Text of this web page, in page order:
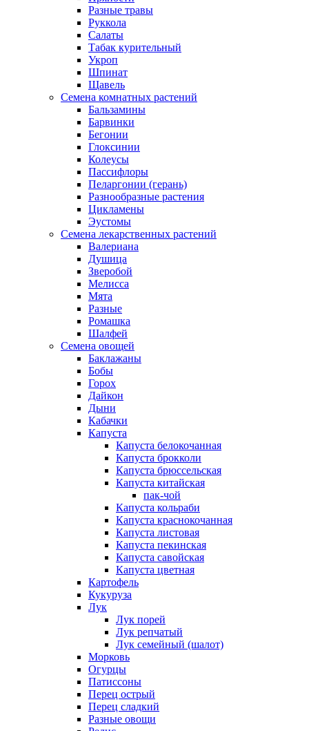
Разные травы
Руккола
Салаты
Табак курительный
Укроп
Шпинат
Щавель
Семена комнатных растений
Бальзамины
Барвинки
Бегонии
Глоксинии
Колеусы
Пассифлоры
Пеларгонии (герань)
Разнообразные растения
Цикламены
Эустомы
Семена лекарственных растений
Валериана
Душица
Зверобой
Мелисса
Мята
Разные
Ромашка
Шалфей
Семена овощей
Баклажаны
Бобы
Горох
Дайкон
Дыни
Кабачки
Капуста
Капуста белокочанная
Капуста брокколи
Капуста брюссельская
Капуста китайская
пак-чой
Капуста кольраби
Капуста краснокочанная
Капуста листовая
Капуста пекинская
Капуста савойская
Капуста цветная
Картофель
Кукуруза
Лук
Лук порей
Лук репчатый
Лук семейный (шалот)
Морковь
Огурцы
Патиссоны
Перец острый
Перец сладкий
Разные овощи